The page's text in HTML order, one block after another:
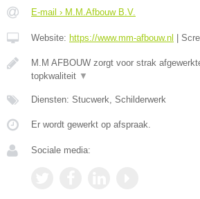
E-mail › M.M.Afbouw B.V.
Website: https://www.mm-afbouw.nl
M.M AFBOUW zorgt voor strak
topkwaliteit ▼
Diensten: Stucwerk, Schilderwerk
Er wordt gewerkt op afspraak.
Sociale media: